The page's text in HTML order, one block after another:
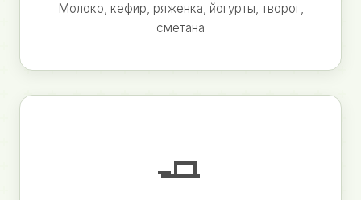
Молоко, кефир, ряженка, йогурты, творог,
сметана
🧈